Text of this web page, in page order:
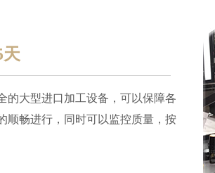
的大型进口加工设备，可以保障各
顺畅进行，同时可以监控质量，按